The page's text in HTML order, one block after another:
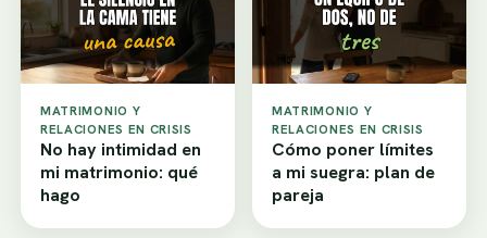
MATRIMONIO Y
RELACIONES EN CRISIS
No hay intimidad en
mi matrimonio: qué
hago
MATRIMONIO Y
RELACIONES EN CRISIS
Cómo poner límites
a mi suegra: plan de
pareja